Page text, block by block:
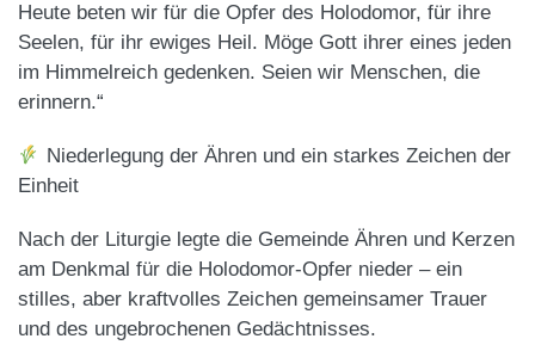
Heute beten wir für die Opfer des Holodomor, für ihre
Seelen, für ihr ewiges Heil. Möge Gott ihrer eines jeden
im Himmelreich gedenken. Seien wir Menschen, die
erinnern.“
Niederlegung der Ähren und ein starkes Zeichen der
Einheit
Nach der Liturgie legte die Gemeinde Ähren und Kerzen
am Denkmal für die Holodomor-Opfer nieder – ein
stilles, aber kraftvolles Zeichen gemeinsamer Trauer
und des ungebrochenen Gedächtnisses.